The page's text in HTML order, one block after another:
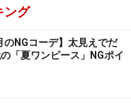
ング
のNGコーデ】太見えでだ
「夏ワンピース」NGポイ